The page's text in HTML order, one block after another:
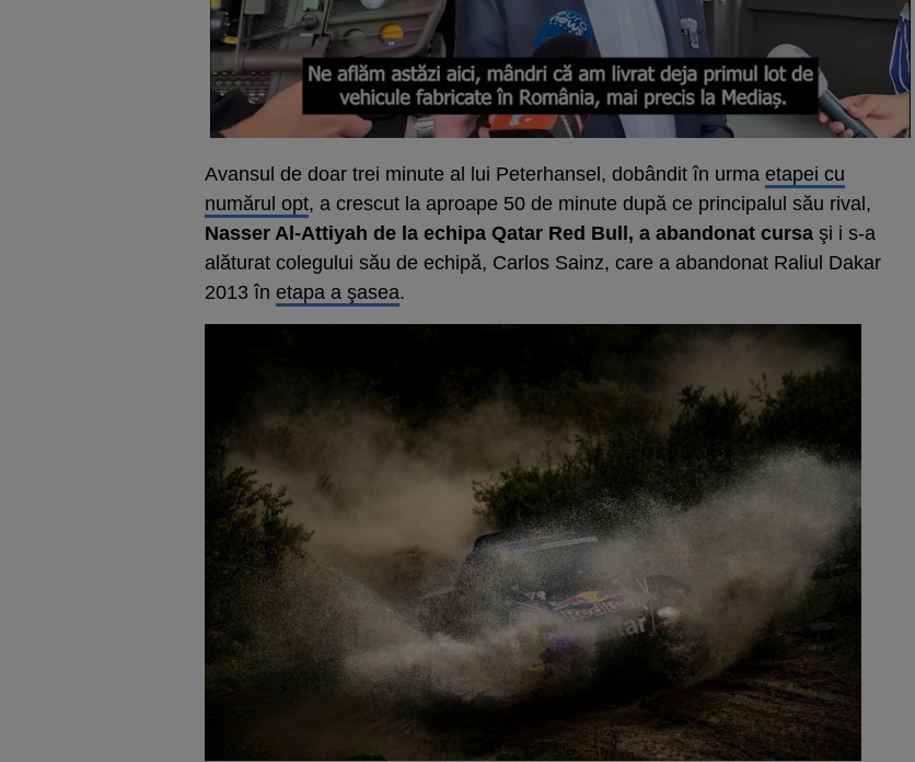
Avansul de doar trei minute al lui Peterhansel, dobândit în urma etapei cu
numărul opt, a crescut la aproape 50 de minute după ce principalul său rival,
Nasser Al-Attiyah de la echipa Qatar Red Bull, a abandonat cursa şi i s-a
alăturat colegului său de echipă, Carlos Sainz, care a abandonat Raliul Dakar
2013 în etapa a şasea.